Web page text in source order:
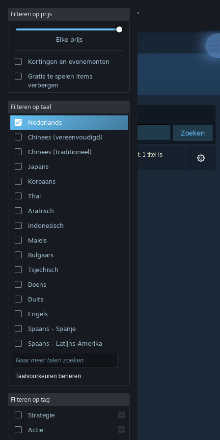
Inloggen
Community
Over
Ondersteuning
Taal wijzigen
Download de mobiele Steam-app
Desktopwebsite weergeven
© Valve Corporation. Alle rechten voorbehouden. Alle
handelsmerken zijn eigendom van hun respectieve
Privacybeleid|Juridische informatie
Toegankelijkheid
|
Terugbetalingen
Filteren op prijs
Elke prijs
Kortingen en evenementen
Gratis te spelen items
verbergen
Filteren op taal
Nederlands
Chinees (vereenvoudigd)
Chinees (traditioneel)
Japans
Koreaans
Thai
Arabisch
Indonesisch
Maleis
Bulgaars
Tsjechisch
Deens
Duits
Engels
Spaans - Spanje
Spaans - Latijns-Amerika
Taalvoorkeuren beheren
Filteren op tag
Strategie
Actie
Ontwikkelaar: FyreFlight Games
Sorteren op Relevantie
Zoeken
0 resultaten komen overeen met je zoekopdracht. 1 titel is
uitgesloten op basis van je voorkeuren.